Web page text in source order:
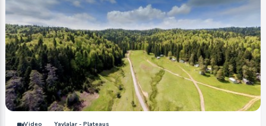
Video Yaylalar - Plateaus